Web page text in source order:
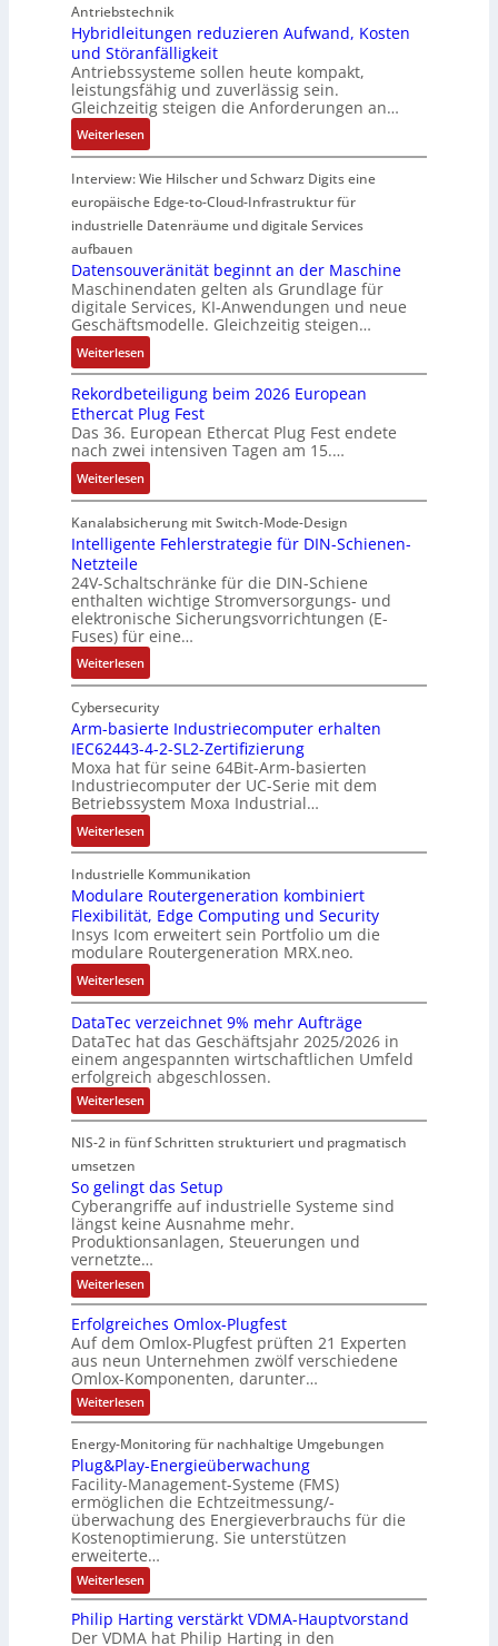
u
n
g
f
ü
r
r
a
u
e
U
m
g
e
b
u
n
g
e
n
n
d
i
e
P
r
o
d
u
k
t
i
o
n
s
a
n
a
l
y
s
e
n
g
f
ü
r
C
r
i
m
p
w
e
r
k
z
e
u
g
e
r
W
e
g
s
e
n
s
o
r
ü
b
e
r
w
a
c
h
t
t
h
e
r
m
i
s
c
h
e
G
e
h
ä
u
s
e
d
e
h
n
u
n
g
e
n
f
f
e
r
m
o
d
u
l
e
m
i
t
2
0
u
n
d
4
0
A
Antriebstechnik
Hybridleitungen reduzieren Aufwand, Kosten
und Störanfälligkeit
Antriebssysteme sollen heute kompakt,
leistungsfähig und zuverlässig sein.
Gleichzeitig steigen die Anforderungen an…
Weiterlesen:
H
y
b
r
l
e
i
u
n
g
e
n
e
u
i
e
r
e
n
A
u
f
w
a
n
d
,
K
o
t
e
n
u
n
d
S
t
ö
r
a
n
ä
l
l
g
k
e
i
t
Interview: Wie Hilscher und Schwarz Digits eine
europäische Edge-to-Cloud-Infrastruktur für
industrielle Datenräume und digitale Services
aufbauen
Datensouveränität beginnt an der Maschine
Maschinendaten gelten als Grundlage für
digitale Services, KI-Anwendungen und neue
Geschäftsmodelle. Gleichzeitig steigen…
Weiterlesen:
D
a
t
e
n
s
o
u
v
r
ä
n
i
t
ä
t
b
e
g
i
n
n
t
a
n
d
e
r
M
a
s
c
h
i
n
Rekordbeteiligung beim 2026 European
Ethercat Plug Fest
Das 36. European Ethercat Plug Fest endete
nach zwei intensiven Tagen am 15.…
Weiterlesen:
R
e
k
r
d
b
e
t
e
i
l
i
g
u
n
g
b
e
m
2
0
2
6
E
u
r
o
p
E
t
h
c
a
t
P
l
u
g
F
e
s
t
Kanalabsicherung mit Switch-Mode-Design
Intelligente Fehlerstrategie für DIN-Schienen-
Netzteile
24V-Schaltschränke für die DIN-Schiene
enthalten wichtige Stromversorgungs- und
elektronische Sicherungsvorrichtungen (E-
Fuses) für eine…
Weiterlesen:
I
n
t
e
l
l
i
g
e
n
e
F
e
h
l
e
r
s
t
r
a
t
g
i
e
ü
r
D
I
N
-
S
c
h
i
e
n
e
n
-
N
e
t
Cybersecurity
Arm-basierte Industriecomputer erhalten
IEC62443-4-2-SL2-Zertifizierung
Moxa hat für seine 64Bit-Arm-basierten
Industriecomputer der UC-Serie mit dem
Betriebssystem Moxa Industrial…
Weiterlesen:
A
r
m
-
b
a
s
i
e
r
t
e
I
n
d
s
t
r
i
e
c
o
m
p
u
t
e
r
e
r
h
a
l
t
e
n
I
Industrielle Kommunikation
Modulare Routergeneration kombiniert
Flexibilität, Edge Computing und Security
Insys Icom erweitert sein Portfolio um die
modulare Routergeneration MRX.neo.
Weiterlesen:
M
o
d
u
l
a
r
e
o
u
t
r
g
e
n
e
r
a
t
i
o
n
k
o
m
b
i
n
i
DataTec verzeichnet 9% mehr Aufträge
DataTec hat das Geschäftsjahr 2025/2026 in
einem angespannten wirtschaftlichen Umfeld
erfolgreich abgeschlossen.
Weiterlesen:
D
t
e
c
v
e
z
e
i
c
h
n
e
t
9
%
m
e
r
A
u
f
t
r
ä
g
e
NIS-2 in fünf Schritten strukturiert und pragmatisch
umsetzen
So gelingt das Setup
Cyberangriffe auf industrielle Systeme sind
längst keine Ausnahme mehr.
Produktionsanlagen, Steuerungen und
vernetzte…
Weiterlesen:
S
g
e
i
n
g
t
d
a
s
S
e
t
u
p
Erfolgreiches Omlox-Plugfest
Auf dem Omlox-Plugfest prüften 21 Experten
aus neun Unternehmen zwölf verschiedene
Omlox-Komponenten, darunter…
Weiterlesen:
E
f
o
l
g
r
e
i
c
h
e
s
O
m
Energy-Monitoring für nachhaltige Umgebungen
Plug&Play-Energieüberwachung
Facility-Management-Systeme (FMS)
ermöglichen die Echtzeitmessung/-
überwachung des Energieverbrauchs für die
Kostenoptimierung. Sie unterstützen
erweiterte…
Weiterlesen:
P
u
g
Philip Harting verstärkt VDMA-Hauptvorstand
Der VDMA hat Philip Harting in den